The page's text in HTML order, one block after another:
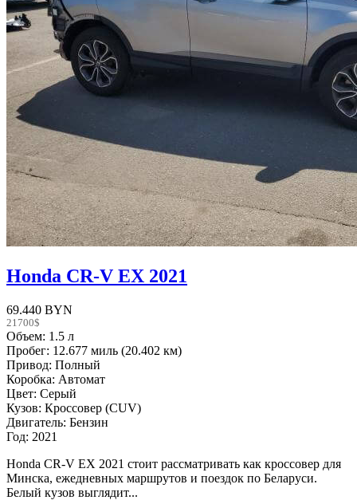
Honda CR-V EX 2021
69.440 BYN
21700$
Объем: 1.5 л
Пробег: 12.677 миль (20.402 км)
Привод: Полный
Коробка: Автомат
Цвет: Серый
Кузов: Кроссовер (CUV)
Двигатель: Бензин
Год: 2021
Honda CR-V EX 2021 стоит рассматривать как кроссовер для
Минска, ежедневных маршрутов и поездок по Беларуси.
Белый кузов выглядит...